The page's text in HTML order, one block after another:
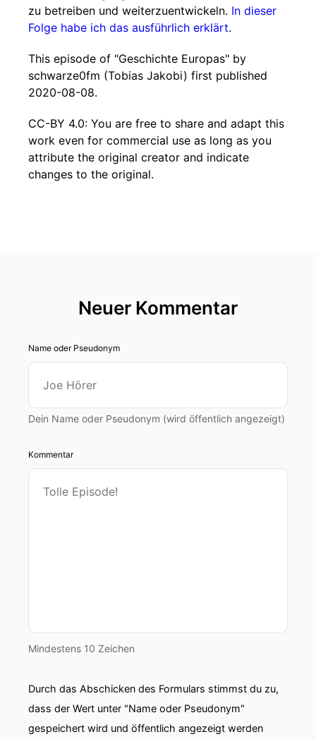
zu betreiben und weiterzuentwickeln. In dieser
Folge habe ich das ausführlich erklärt.
This episode of "Geschichte Europas" by
schwarze0fm (Tobias Jakobi) first published
2020-08-08.
CC-BY 4.0: You are free to share and adapt this
work even for commercial use as long as you
attribute the original creator and indicate
changes to the original.
Neuer Kommentar
Name oder Pseudonym
Dein Name oder Pseudonym (wird öffentlich angezeigt)
Kommentar
Mindestens 10 Zeichen
Durch das Abschicken des Formulars stimmst du zu,
dass der Wert unter "Name oder Pseudonym"
gespeichert wird und öffentlich angezeigt werden